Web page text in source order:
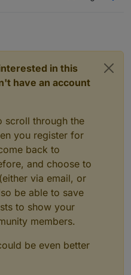
in this
have an account
scroll through the
you register for
back to
and choose to
via email, or
be able to save
to show your
members.
be even better